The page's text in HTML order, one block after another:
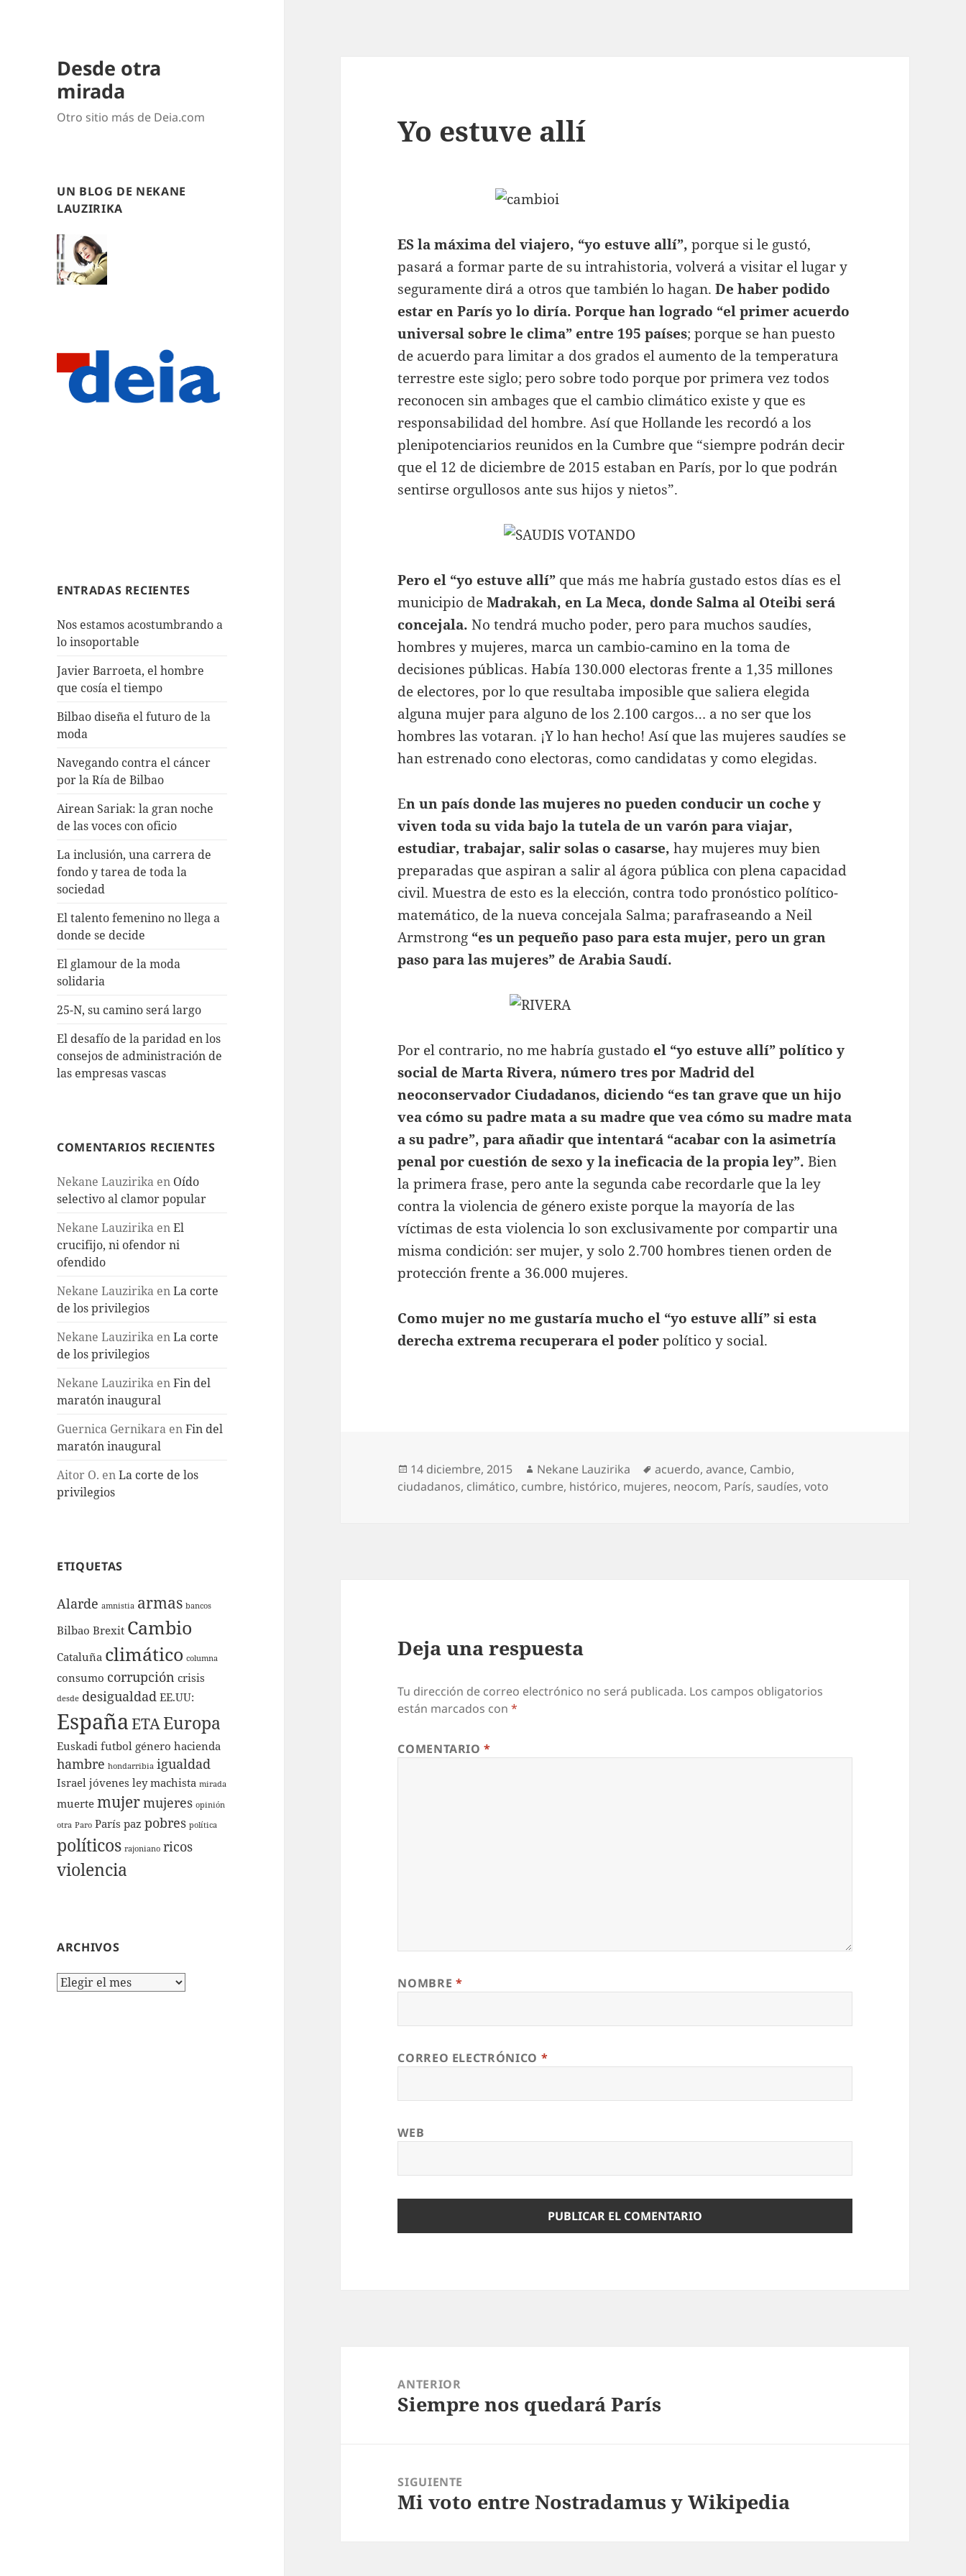
Desde otra
mirada
Otro sitio más de Deia.com
UN BLOG DE NEKANE
LAUZIRIKA
ENTRADAS RECIENTES
Nos estamos acostumbrando a
lo insoportable
Javier Barroeta, el hombre
que cosía el tiempo
Bilbao diseña el futuro de la
moda
Navegando contra el cáncer
por la Ría de Bilbao
Airean Sariak: la gran noche
de las voces con oficio
La inclusión, una carrera de
fondo y tarea de toda la
sociedad
El talento femenino no llega a
donde se decide
El glamour de la moda
solidaria
25-N, su camino será largo
El desafío de la paridad en los
consejos de administración de
las empresas vascas
COMENTARIOS RECIENTES
Nekane Lauzirika en Oído
selectivo al clamor popular
Nekane Lauzirika enEl
crucifijo, ni ofendor ni
ofendido
Nekane Lauzirika enLa corte
de los privilegios
Nekane Lauzirika enLa corte
de los privilegios
Nekane Lauzirika enFin del
maratón inaugural
Guernica Gernikara enFin del
maratón inaugural
Aitor O. enLa corte de los
privilegios
ETIQUETAS
Alarde amnistia armas bancos
Bilbao Brexit Cambio
Cataluña climático columna
consumo corrupción crisis
desde desigualdad EE.UU:
EspañaETAEuropa
Euskadi futbol género hacienda
hambre hondarribia igualdad
Israel jóvenes ley machista mirada
muerte mujermujeres opinión
otra Paro París paz pobres política
políticos rajoniano ricos
violencia
ARCHIVOS
Archivos
Yo estuve allí
ES la máxima del viajero, “yo estuve allí”, porque si le gustó,
pasará a formar parte de su intrahistoria, volverá a visitar el lugar y
seguramente dirá a otros que también lo hagan. De haber podido
estar en París yo lo diría. Porque han logrado “el primer acuerdo
universal sobre le clima” entre 195 países; porque se han puesto
de acuerdo para limitar a dos grados el aumento de la temperatura
terrestre este siglo; pero sobre todo porque por primera vez todos
reconocen sin ambages que el cambio climático existe y que es
responsabilidad del hombre. Así que Hollande les recordó a los
plenipotenciarios reunidos en la Cumbre que “siempre podrán decir
que el 12 de diciembre de 2015 estaban en París, por lo que podrán
sentirse orgullosos ante sus hijos y nietos”.
Pero el “yo estuve allí” que más me habría gustado estos días es el
municipio deMadrakah, en La Meca, donde Salma al Oteibi será
concejala. No tendrá mucho poder, pero para muchos saudíes,
hombres y mujeres, marca un cambio-camino en la toma de
decisiones públicas. Había 130.000 electoras frente a 1,35 millones
de electores, por lo que resultaba imposible que saliera elegida
alguna mujer para alguno de los 2.100 cargos… a no ser que los
hombres las votaran. ¡Y lo han hecho! Así que las mujeres saudíes se
han estrenado cono electoras, como candidatas y como elegidas.
En un país donde las mujeres no pueden conducir un coche y
viven toda su vida bajo la tutela de un varón para viajar,
estudiar, trabajar, salir solas o casarse, hay mujeres muy bien
preparadas que aspiran a salir al ágora pública con plena capacidad
civil. Muestra de esto es la elección, contra todo pronóstico político-
matemático, de la nueva concejala Salma; parafraseando a Neil
Armstrong “es un pequeño paso para esta mujer, pero un gran
paso para las mujeres” de Arabia Saudí.
Por el contrario, no me habría gustado el “yo estuve allí” político y
social de Marta Rivera, número tres por Madrid del
neoconservador Ciudadanos, diciendo “es tan grave que un hijo
vea cómo su padre mata a su madre que vea cómo su madre mata
a su padre”, para añadir que intentará “acabar con la asimetría
penal por cuestión de sexo y la ineficacia de la propia ley”. Bien
la primera frase, pero ante la segunda cabe recordarle que la ley
contra la violencia de género existe porque la mayoría de las
víctimas de esta violencia lo son exclusivamente por compartir una
misma condición: ser mujer, y solo 2.700 hombres tienen orden de
protección frente a 36.000 mujeres.
Como mujer no me gustaría mucho el “yo estuve allí” si esta
derecha extrema recuperara el poderpolítico y social.
Publicado
el
14 diciembre, 2015 Autor
Nekane Lauzirika Etiquetas
acuerdo,avance, Cambio,
ciudadanos, climático, cumbre, histórico, mujeres, neocom, París, saudíes,voto
Deja una respuesta
Tu dirección de correo electrónico no será publicada. Los campos obligatorios
están marcados con*
COMENTARIO*
NOMBRE *
CORREO ELECTRÓNICO *
WEB
entradas
ANTERIOR
Entrada
Siempre nos quedará París
SIGUIENTE
Entrada
Mi voto entre Nostradamus y Wikipedia